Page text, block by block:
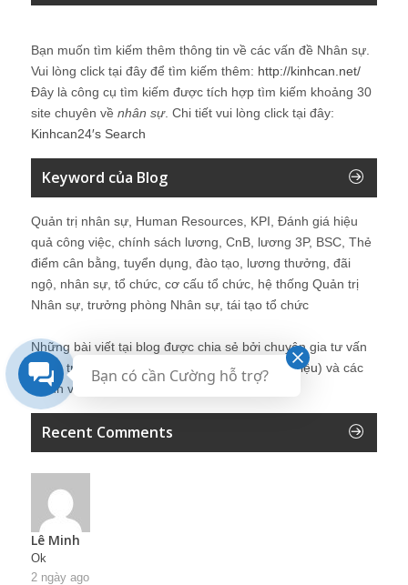
Bạn muốn tìm kiếm thêm thông tin về các vấn đề Nhân sự
Vui lòng click tại đây để tìm kiếm thêm: http://kinhcan.net/
Đây là công cụ tìm kiếm được tích hợp tìm kiếm khoảng 30
site chuyên về nhân sự. Chi tiết vui lòng click tại đây:
Kinhcan24′s Search
Keyword của Blog
Quản trị nhân sự, Human Resources, KPI, Đánh giá hiệu
quả công việc, chính sách lương, CnB, lương 3P, BSC, Thẻ
điểm cân bằng, tuyển dụng, đào tạo, lương thưởng, đãi
ngộ, nhân sự, tổ chức, cơ cấu tổ chức, hệ thống Quản trị
Nhân sự, trưởng phòng Nhân sự, tái tạo tổ chức
Những bài viết tại blog được chia sẻ bởi chuyên gia tư vấn
Quản trị Nhân sự Nguyễn Hùng Cường (giới thiệu) và các
thành viên khác trong cộng đồng Nhân sự.
Recent Comments
Lê Minh
Ok
2 ngày ago
Bạn có cần Cường hỗ trợ?